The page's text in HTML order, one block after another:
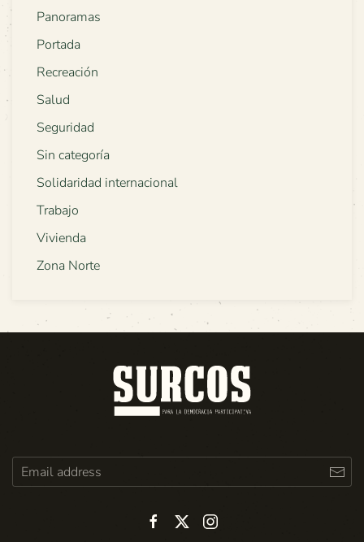
Panoramas
Portada
Recreación
Salud
Seguridad
Sin categoría
Solidaridad internacional
Trabajo
Vivienda
Zona Norte